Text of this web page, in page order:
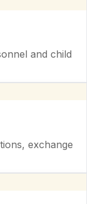
and child
exchange